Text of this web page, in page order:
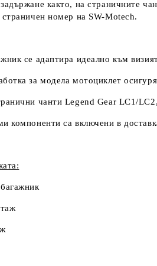
както, на страничните
страничен номер на SW-Motech.
се адаптира идеално към
за модела мотоциклет
чанти Legend Gear LC1/
компоненти са включени в